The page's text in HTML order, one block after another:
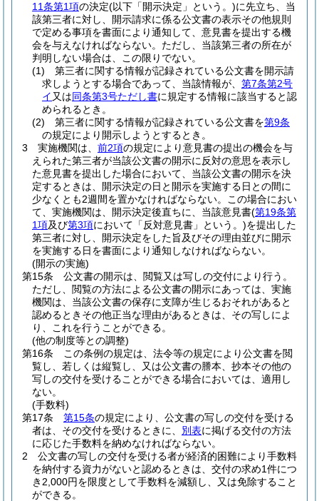
11条第1項の決定(以下「開示決定」という。)に先立ち、当
該第三者に対し、開示請求に係る公文書の表示その他規則
で定める事項を書面により通知して、意見書を提出する機
会を与えなければならない。 ただし、当該第三者の所在が
判明しない場合は、この限りでない。
(1)
第三者に関する情報が記録されている公文書を開示請
求しようとする場合であって、当該情報が、 第7条第2号
イ 又は同条第3号ただし書に規定する情報に該当すると認
められるとき。
(2)
第三者に関する情報が記録されている公文書を第9条
の規定により開示しようとするとき。
3
実施機関は、 前2項の規定により意見書の提出の機会を与
えられた第三者が当該公文書の開示に反対の意思を表示し
た意見書を提出した場合において、当該公文書の開示を決
定するときは、開示決定の日と開示を実施する日との間に
少なくとも2週間を置かなければならない。
この場合におい
て、実施機関は、開示決定後直ちに、当該意見書(第19条第
1項及び第3項において「反対意見書」という。)を提出した
第三者に対し、開示決定をした旨及びその理由並びに開示
を実施する日を書面により通知しなければならない。
(開示の実施)
第15条
公文書の開示は、閲覧又は写しの交付により行う。
ただし、閲覧の方法による公文書の開示にあっては、実施
機関は、当該公文書の保存に支障が生じるおそれがあると
認めるときその他正当な理由があるときは、その写しによ
り、これを行うことができる。
(他の制度等との調整)
第16条
この条例の規定は、法令等の規定により公文書を閲
覧し、若しくは縦覧し、又は公文書の謄本、抄本その他の
写しの交付を受けることができる場合においては、適用し
ない。
(手数料)
第17条
第15条の規定により、公文書の写しの交付を受ける
者は、その交付を受けるときに、 別表に掲げる交付の方法
に応じた手数料を納めなければならない。
2
公文書の写しの交付を受ける者が経済的困難により手数料
を納付する資力がないと認めるときは、交付の求め1件につ
き2,000円を限度として手数料を減額し、又は免除すること
ができる。